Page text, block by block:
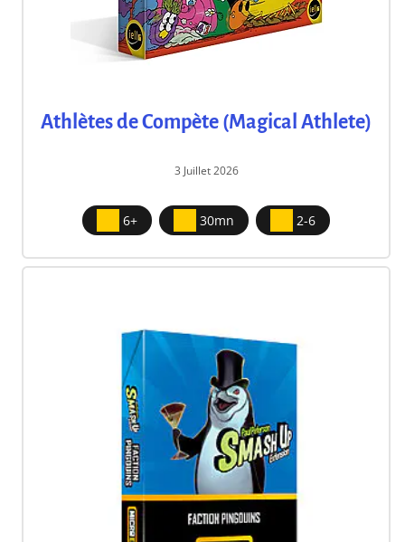
Athlètes de Compète (Magical Athlete)
3 Juillet 2026
6+ 30mn 2-6